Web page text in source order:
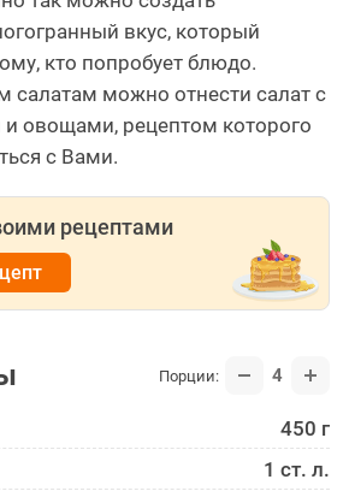
вкус, который
кто попробует блюдо.
салатам можно отнести салат с
и овощами, рецептом которого
с Вами.
рецептами
Порции: 4
450 г
1 ст. л.